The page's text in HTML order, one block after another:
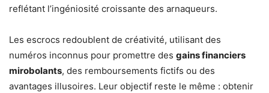
reflétant l’ingéniosité croissante des arnaqueurs.
Les escrocs redoublent de créativité, utilisant des
numéros inconnus pour promettre des gains financiers
mirobolants, des remboursements fictifs ou des
avantages illusoires. Leur objectif reste le même : obtenir